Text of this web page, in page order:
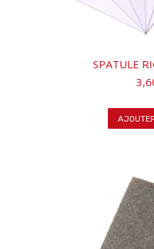
SPATULE